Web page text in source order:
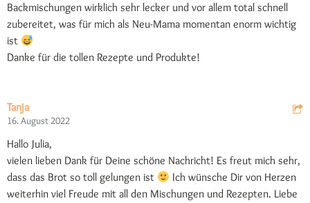
Backmischungen wirklich sehr lecker und vor allem total schnell
zubereitet, was für mich als Neu-Mama momentan enorm wichtig
ist
Danke für die tollen Rezepte und Produkte!
Tanja
16. August 2022
Hallo Julia,
vielen lieben Dank für Deine schöne Nachricht! Es freut mich sehr,
dass das Brot so toll gelungen ist
Ich wünsche Dir von Herzen
weiterhin viel Freude mit all den Mischungen und Rezepten. Liebe